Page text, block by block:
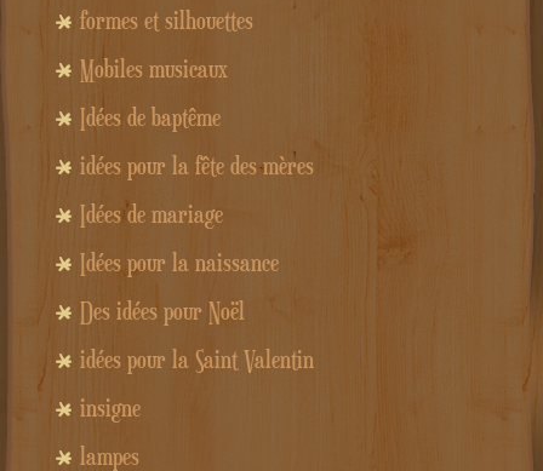
formes et silhouettes
Mobiles musicaux
Idées de baptême
idées pour la fête des mères
Idées de mariage
Idées pour la naissance
Des idées pour Noël
idées pour la Saint Valentin
insigne
lampes